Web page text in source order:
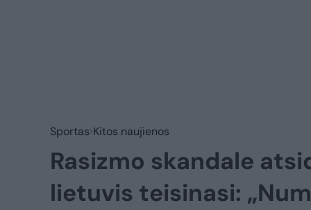
Sportas Kitos naujienos
Rasizmo skandale
lietuvis teisinasi: